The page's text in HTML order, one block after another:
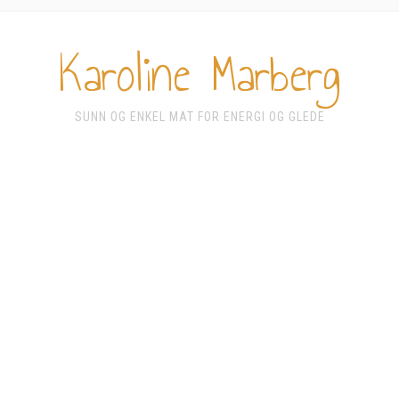
Karoline Marberg
SUNN OG ENKEL MAT FOR ENERGI OG GLEDE